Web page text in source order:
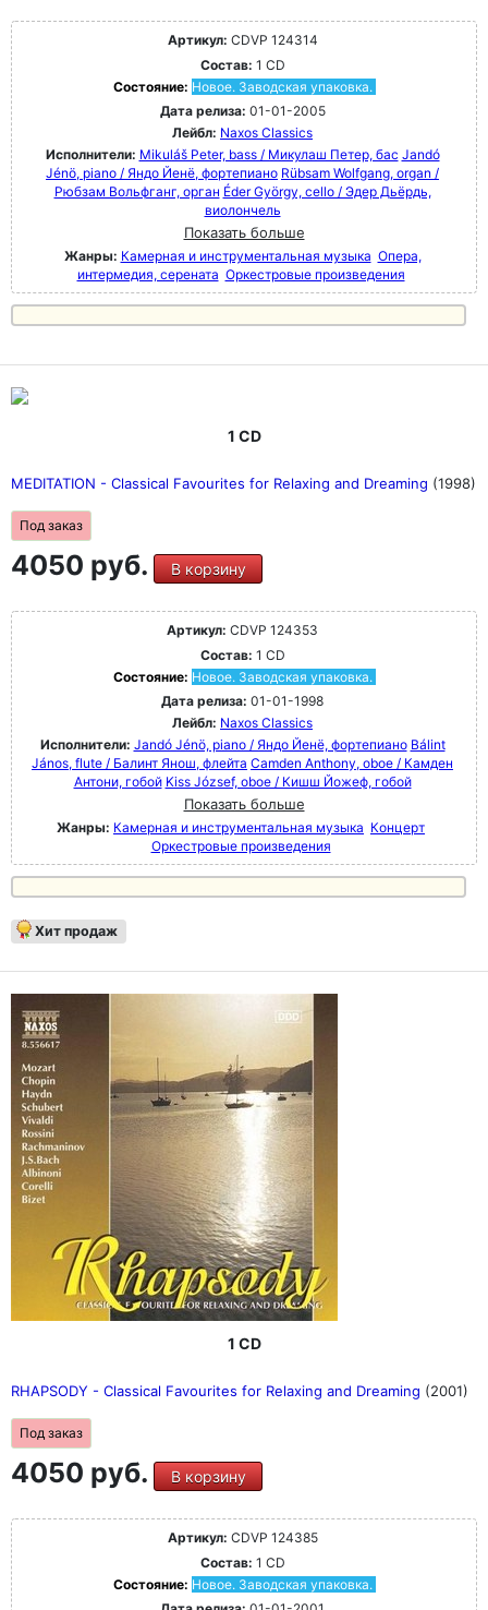
Артикул: CDVP 124314
Состав: 1 CD
Состояние: Новое. Заводская упаковка.
Дата релиза: 01-01-2005
Лейбл: Naxos Classics
Исполнители: Mikuláš Peter, bass / Микулаш Петер, бас Jandó
Jénö, piano / Яндо Йенё, фортепиано Rübsam Wolfgang, organ /
Рюбзам Вольфганг, орган Éder György, cello / Эдер Дьёрдь,
виолончель
Показать больше
Жанры: Камерная и инструментальная музыка Опера,
интермедия, серената Оркестровые произведения
1 CD
MEDITATION - Classical Favourites for Relaxing and Dreaming (1998)
Под заказ
4050 руб. В корзину
Артикул: CDVP 124353
Состав: 1 CD
Состояние: Новое. Заводская упаковка.
Дата релиза: 01-01-1998
Лейбл: Naxos Classics
Исполнители: Jandó Jénö, piano / Яндо Йенё, фортепиано Bálint
János, flute / Балинт Янош, флейта Camden Anthony, oboe / Камден
Антони, гобой Kiss József, oboe / Кишш Йожеф, гобой
Показать больше
Жанры: Камерная и инструментальная музыка Концерт
Оркестровые произведения
Хит продаж
1 CD
RHAPSODY - Classical Favourites for Relaxing and Dreaming (2001)
Под заказ
4050 руб. В корзину
Артикул: CDVP 124385
Состав: 1 CD
Состояние: Новое. Заводская упаковка.